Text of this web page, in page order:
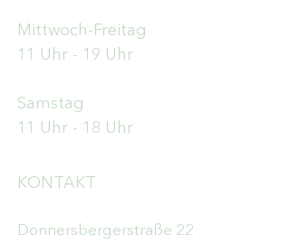
Mittwoch-Freitag
11 Uhr - 19 Uhr
Samstag
11 Uhr - 18 Uhr
KONTAKT
Donnersbergerstraße 22